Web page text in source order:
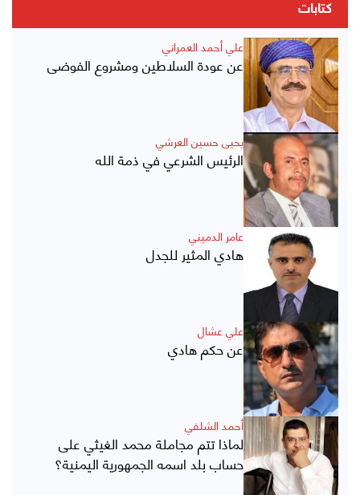
كتابات
علي أحمد العمراني
عن عودة السلاطين ومشروع الفوضى
يحيى حسين العرشي
الرئيس الشرعي في ذمة الله
عامر الدميني
هادي المثير للجدل
علي عشال
عن حكم هادي
أحمد الشلفي
لماذا تتم مجاملة محمد الغيثي على
حساب بلد اسمه الجمهورية اليمنية؟